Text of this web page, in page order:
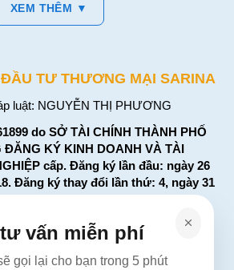
XEM THÊM ▼
TƯ THƯƠNG MẠI SARINA
luật: NGUYỄN THỊ PHƯƠNG
do SỞ TÀI CHÍNH THÀNH PHỐ
ĐĂNG KÝ KINH DOANH VÀ TÀI
cấp. Đăng ký lần đầu: ngày 26
Đăng ký thay đổi lần thứ: 4, ngày 31
Đa, Hà Nội
Phường 12, Quận 10, TP. Hồ Chí
vấn miễn phí
gọi lại cho bạn trong 5 phút